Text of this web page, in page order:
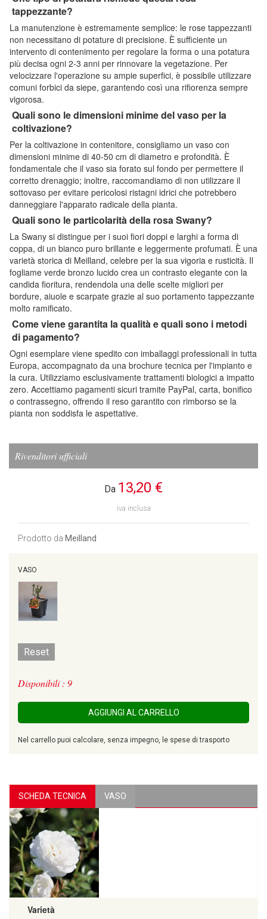
tappezzante?
La manutenzione è estremamente semplice: le rose tappezzanti
non necessitano di potature di precisione. È sufficiente un
intervento di contenimento per regolare la forma o una potatura
più decisa ogni 2-3 anni per rinnovare la vegetazione. Per
velocizzare l'operazione su ampie superfici, è possibile utilizzare
comuni forbici da siepe, garantendo così una rifiorenza sempre
vigorosa.
Quali sono le dimensioni minime del vaso per la
coltivazione?
Per la coltivazione in contenitore, consigliamo un vaso con
dimensioni minime di 40-50 cm di diametro e profondità. È
fondamentale che il vaso sia forato sul fondo per permettere il
corretto drenaggio; inoltre, raccomandiamo di non utilizzare il
sottovaso per evitare pericolosi ristagni idrici che potrebbero
danneggiare l'apparato radicale della pianta.
Quali sono le particolarità della rosa Swany?
La Swany si distingue per i suoi fiori doppi e larghi a forma di
coppa, di un bianco puro brillante e leggermente profumati. È una
varietà storica di Meilland, celebre per la sua vigoria e rusticità. Il
fogliame verde bronzo lucido crea un contrasto elegante con la
candida fioritura, rendendola una delle scelte migliori per
bordure, aiuole e scarpate grazie al suo portamento tappezzante
molto ramificato.
Come viene garantita la qualità e quali sono i metodi
di pagamento?
Ogni esemplare viene spedito con imballaggi professionali in tutta
Europa, accompagnato da una brochure tecnica per l'impianto e
la cura. Utilizziamo esclusivamente trattamenti biologici a impatto
zero. Accettiamo pagamenti sicuri tramite PayPal, carta, bonifico
o contrassegno, offrendo il reso garantito con rimborso se la
pianta non soddisfa le aspettative.
Rivenditori ufficiali
Da 13,20 €
iva inclusa
Prodotto da Meilland
VASO
Reset
Disponibili : 9
AGGIUNGI AL CARRELLO
Nel carrello puoi calcolare, senza impegno, le spese di trasporto
SCHEDA TECNICA VASO
Varietà